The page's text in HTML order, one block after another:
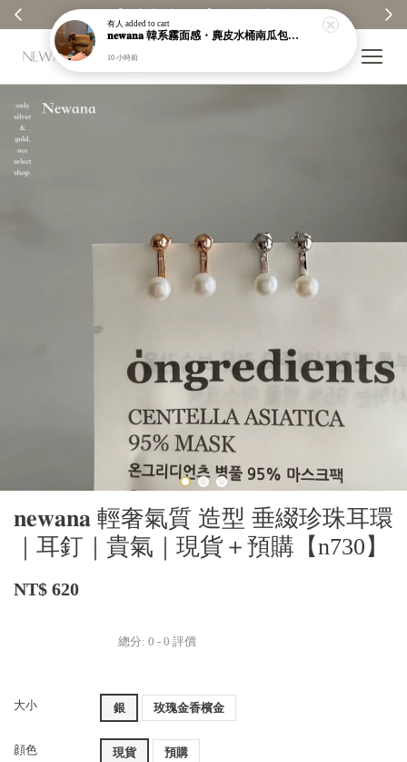
𝐧𝐞𝐰𝐚𝐧𝐚 輕奢氣質 造型 垂綴珍珠耳環
｜耳釘｜貴氣｜現貨＋預購【n730】
NT$ 620
總分: 0 - 0 評價
大小 銀 玫瑰金香檳金
顔色 現貨 預購
有人 added to cart
𝐧𝐞𝐰𝐚𝐧𝐚 韓系霧面感・麂皮水桶南瓜包｜通勤日常包｜高級皮革｜現貨＋預購【nk62】
10 小時前